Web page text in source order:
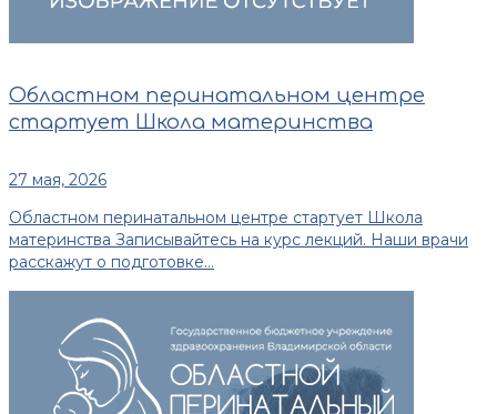
Областном перинатальном центре
стартует Школа материнства
27 мая, 2026
Областном перинатальном центре стартует Школа
материнства Записывайтесь на курс лекций. Наши врачи
расскажут о подготовке...